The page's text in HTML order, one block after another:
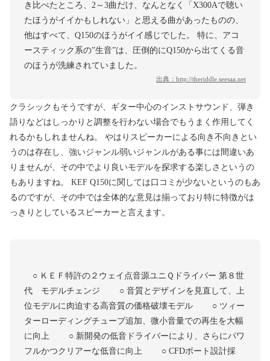
き比べたところ、2～3曲だけ、なんとなく「X300Aで聴い
たほうがイイかもしれない」と思える曲があったものの、
他はすべて、Q150のほうがイイ感じでした。 特に、アコ
ースティック系の”生音”は、圧倒的にQ150から出てくる音
のほうが洗練されていました。
出典： http://theriddle.seesaa.net
クラシックもそうですが、ギター中心のインストサウンド、弾き
語りなどはしっかりと調整を行わない場合でもうまく作用してく
れるかもしれませんね。 やはりスピーカーによる向き不向きとい
うのは存在し、強いジャンル弱いジャンルがある事には間違いあ
りませんが、その中でより良いモデルを探求する楽しさというの
もありますね。 KEF Q150に関しては口コミが少ないというのもあ
るのですが、その中では全体的な意見は揃っており特に特徴がは
っきりとしているスピーカーと言えます。
○ ＫＥＦ特許の２ウェイ点音源ユニＱドライバー 第８世
代 モデルチェンジ ○ 音質とデザインを見直して、上
位モデルに肉迫する高音質の価格破壊モデル ○ ツィー
ターローディングチューブ追加、微小音量での再生を大幅
に向上 ○ 新開発の低音ドライバーにより、さらにパワ
フルかつクリアーな低音に向上 ○ CFDポート設計採